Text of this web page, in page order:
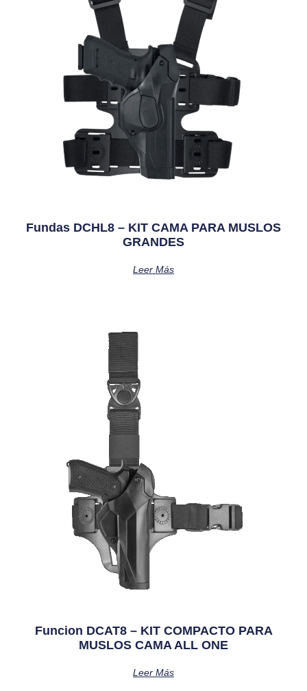
Fundas DCHL8 – KIT CAMA PARA MUSLOS
GRANDES
Leer Más
Funcion DCAT8 – KIT COMPACTO PARA
MUSLOS CAMA ALL ONE
Leer Más